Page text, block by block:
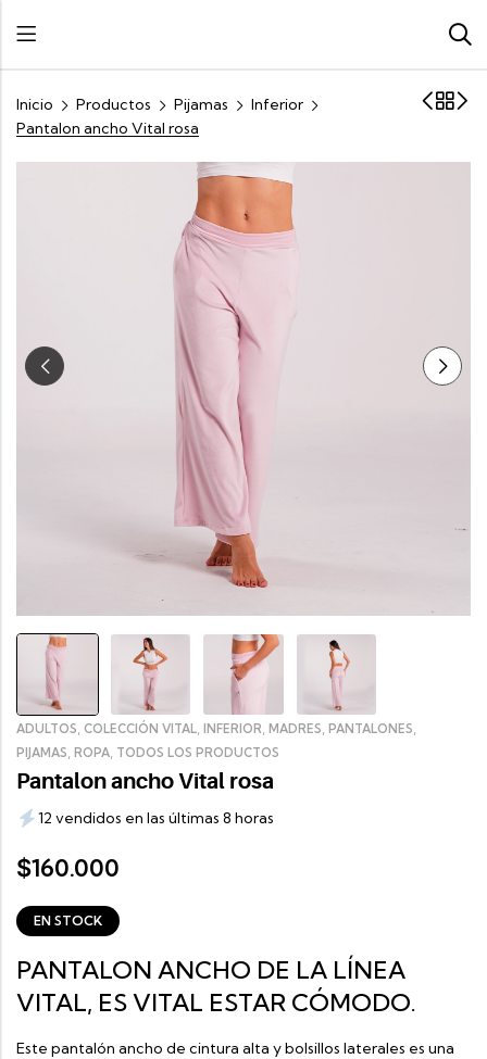
Inicio Productos Pijamas
Inferior
Pantalon ancho Vital rosa
ADULTOS, COLECCIÓN VITAL, INFERIOR, MADRES, PANTALONES,
PIJAMAS, ROPA, TODOS LOS PRODUCTOS
Pantalon ancho Vital rosa
12 vendidos en las últimas 8 horas
$160.000
EN STOCK
PANTALON ANCHO DE LA LÍNEA
VITAL, ES VITAL ESTAR CÓMODO.
Este pantalón ancho de cintura alta y bolsillos laterales es una